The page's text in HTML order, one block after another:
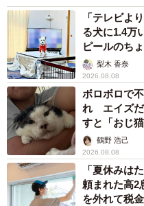
「テレビよ
る犬に1.4万
ピールのち
梨木 香奈
2026.08.08
ボロボロで
れ エイズだ
すと「おじ
鶴野 浩己
2026.08.08
「夏休みは
頼まれた高
を外れて税